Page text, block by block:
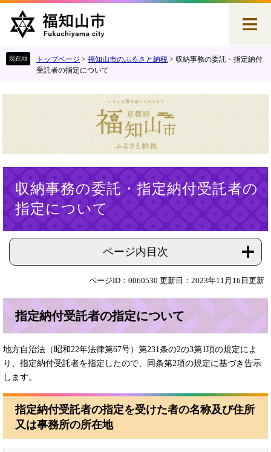
す
。
し
て
文
トップページ > 福知山市のふるさと納税 > 収納事務の委託・指定納付
受託者の指定について
収納事務の委託・指定納付受託者の
指定について
ページ内目次
ページID：0060530 更新日：2023年11月16日更新
指定納付受託者の指定について
地方自治法（昭和22年法律第67号）第231条の2の3第1項の規定によ
り、指定納付受託者を指定したので、同条第2項の規定に基づき告示
します。
指定納付受託者の指定を受けた者の名称及び住所
又は事務所の所在地